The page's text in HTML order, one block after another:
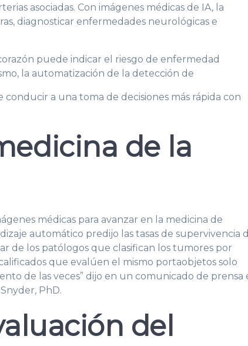
asociadas. Con imágenes médicas de IA, la
diagnosticar enfermedades neurológicas e
puede indicar el riesgo de enfermedad
la automatización de la detección de
a una toma de decisiones más rápida con
de la
médicas para avanzar en la medicina de
automático predijo las tasas de supervivencia
de los patólogos que clasifican los tumores por
que evalúen el mismo portaobjetos solo
de las veces” dijo en un comunicado de prensa
PhD.
del